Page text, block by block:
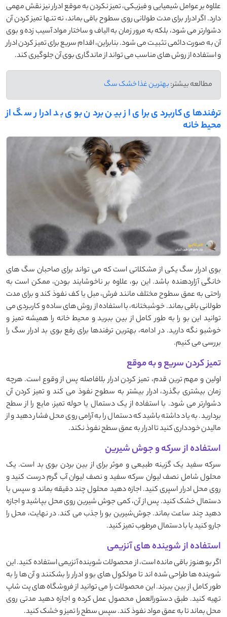
علاوه بر عوامل شیمیایی و فیزیکی، تمیز نکردن به ‌موقع ادرار نیز نقش مهمی
دارد. اگر ادرار برای مدت طولانی روی سطوح باقی بماند، نه‌ تنها تمیز کردن آن
دشوارتر می ‌شود، بلکه به مرور زمان به الیاف و ساختار مواد آسیب زده و بوی
آن به ‌صورت دائمی تثبیت می ‌شود. بنابراین، اقدام سریع برای تمیز کردن ادرار
و استفاده از روش‌ های مناسب می‌ تواند از ماندگاری بوی آن جلوگیری کند.
مطالعه بیشتر:بهترین غذا خشک سگ
ترفندهای کاربردی برای از بین بردن بوی بد ادرار سگ از
محیط خانه
بوی ادرار سگ یکی از مشکلاتی است که می ‌تواند برای صاحبان سگ ‌های
خانگی آزاردهنده باشد. این بو، علاوه بر ناخوشایند بودن، ممکن است به
‌راحتی به عمق سطوح مختلف مانند فرش، مبل یا کف نفوذ کند و برای مدت
طولانی باقی بماند. خوشبختانه، با استفاده از روش ‌های ساده و کاربردی می‌
توانید این بو را به ‌طور کامل از بین ببرید و محیط خانه را همیشه تمیز و
خوشبو نگه دارید. در ادامه، بهترین ترفندها برای رفع بوی بد ادرار سگ را
بررسی می ‌کنیم.
تمیز کردن سریع و به موقع
اولین و مهم‌ ترین قدم، تمیز کردن ادرار بلافاصله پس از وقوع است. هرچه
زمان بیشتری بگذرد، ادرار بیشتر به سطوح نفوذ می ‌کند و تمیز کردن آن
دشوارتر می‌ شود. با استفاده از یک دستمال یا حوله تمیز، مایع را از سطح
بردارید. به یاد داشته باشید که دستمال را به آرامی روی محل فشار دهید و از
مالیدن خودداری کنید تا ادرار به عمق سطح نفوذ نکند.
استفاده از سرکه و جوش شیرین
سرکه سفید یک گزینه طبیعی و موثر برای از بین بردن بوی بد است. یک
محلول شامل نصف لیوان سرکه سفید و نصف لیوان آب گرم درست کنید و
روی محل ادرار اسپری کنید. اجازه دهید محلول چند دقیقه بماند و سپس با
دستمال خشک کنید. پس از آن، کمی جوش‌ شیرین روی محل بپاشید و اجازه
دهید چند ساعت بماند. جوش‌شیرین بو را جذب می ‌کند. در نهایت، محل را
جارو کنید یا با دستمال مرطوب تمیز کنید.
استفاده از شوینده های آنزیمی
اگر بو هنوز باقی مانده است، از محصولات شوینده آنزیمی استفاده کنید. این
شوینده ‌ها طراحی شده ‌اند تا مولکول ‌های بو و ادرار را بشکنند و آن‌ ها را به
طور کامل از بین ببرند. این محصولات را می ‌توانید از فروشگاه ‌های پت ‌شاپ
تهیه کنید. طبق دستورالعمل محصول عمل کرده و اجازه دهید مدتی روی
محل بماند تا به عمق مواد نفوذ کند. سپس سطح را تمیز و خشک کنید.